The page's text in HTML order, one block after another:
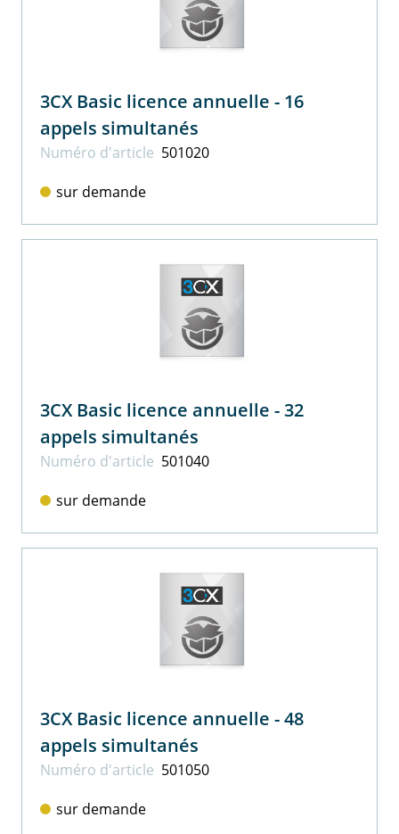
3CX Basic licence annuelle - 16
appels simultanés
Numéro d'article 501020
sur demande
3CX Basic licence annuelle - 32
appels simultanés
Numéro d'article 501040
sur demande
3CX Basic licence annuelle - 48
appels simultanés
Numéro d'article 501050
sur demande